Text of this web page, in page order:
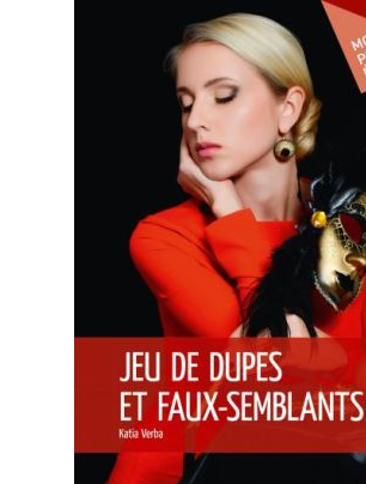
SOCIÉTÉ DES
CONNAISSANCES ET
MON PETIT